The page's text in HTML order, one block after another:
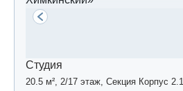
Студия
20.5 м², 2/17 этаж, Секция Корпус 2.1